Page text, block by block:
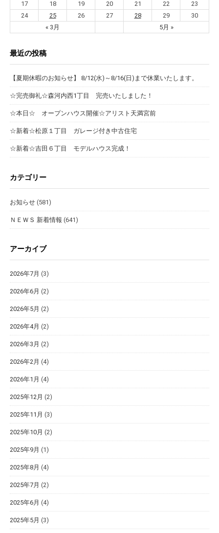
« 3月 5月 »
17 18 19 20 21 22
23
24
25 26 27 28 29 30
最近の投稿
【夏期休暇のお知らせ】 8/12(水)～8/16(日)まで休業いたします。
☆完売御礼☆森河内西1丁目 完売いたしました！
☆本日☆ オープンハウス開催☆アリスト天満宮前
☆新着☆松原１丁目 ガレージ付き中古住宅
☆新着☆吉田６丁目 モデルハウス完成！
カテゴリー
お知らせ (581)
ＮＥＷＳ 新着情報 (641)
アーカイブ
2026年7月 (3)
2026年6月 (2)
2026年5月 (2)
2026年4月 (2)
2026年3月 (2)
2026年2月 (4)
2026年1月 (4)
2025年12月 (2)
2025年11月 (3)
2025年10月 (2)
2025年9月 (1)
2025年8月 (4)
2025年7月 (2)
2025年6月 (4)
2025年5月 (3)